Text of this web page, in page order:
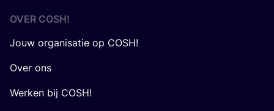
Hoe werkt de COSH! Brand Index?
Vraag en Antwoord
Gift Card aankopen